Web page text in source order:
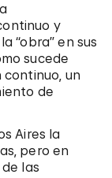
y
“obra” en sus
sucede
un
de
Aires la
pero en
las